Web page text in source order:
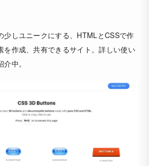
少しユニークにする、HTMLとCSSで作
を作成、共有できるサイト。詳しい使い
介中。